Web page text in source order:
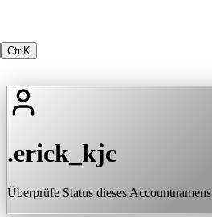
Ctrl K
.erick_kjc
Überprüfe Status dieses Accountnamens